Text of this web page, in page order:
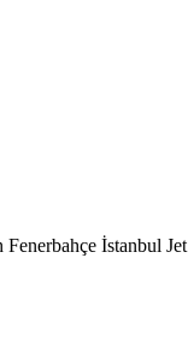
Fenerbahçe İstanbul Jet